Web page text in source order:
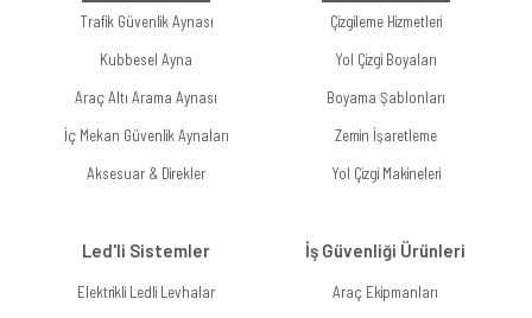
Trafik Güvenlik Aynası
Kubbesel Ayna
Araç Altı Arama Aynası
İç Mekan Güvenlik Aynaları
Aksesuar & Direkler
Led'li Sistemler
Elektrikli Ledli Levhalar
Çizgileme Hizmetleri
Yol Çizgi Boyaları
Boyama Şablonları
Zemin İşaretleme
Yol Çizgi Makineleri
İş Güvenliği Ürünleri
Araç Ekipmanları